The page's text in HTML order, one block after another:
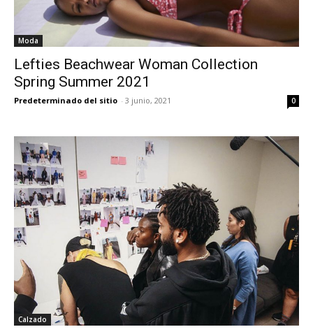
Moda
Lefties Beachwear Woman Collection
Spring Summer 2021
Predeterminado del sitio - 3 junio, 2021 0
Calzado